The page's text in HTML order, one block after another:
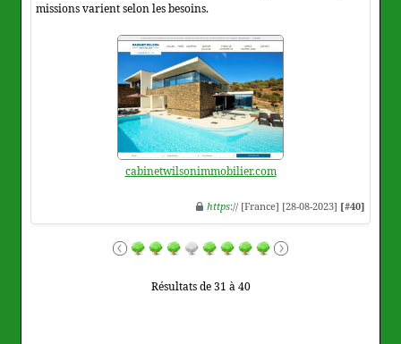
missions varient selon les besoins.
cabinetwilsonimmobilier.com
https:// [France] [28-08-2023] [#40]
Résultats de 31 à 40